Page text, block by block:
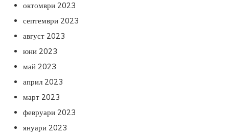
октомври 2023
септември 2023
август 2023
юни 2023
май 2023
април 2023
март 2023
февруари 2023
януари 2023